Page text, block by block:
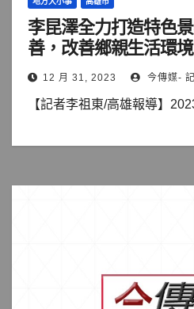
李昆澤全力打造特色
善，改善鄉親生活環境
12 月 31, 2023 今傳媒-
【記者李祖東/高雄報導】